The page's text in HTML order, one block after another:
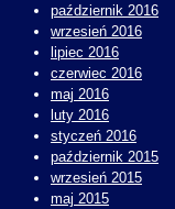
październik 2016
wrzesień 2016
lipiec 2016
czerwiec 2016
maj 2016
luty 2016
styczeń 2016
październik 2015
wrzesień 2015
maj 2015